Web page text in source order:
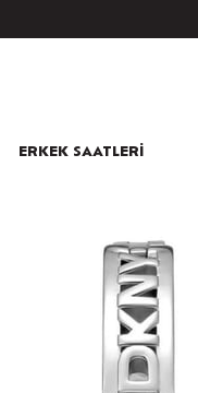
ERKEK SAATLERİ